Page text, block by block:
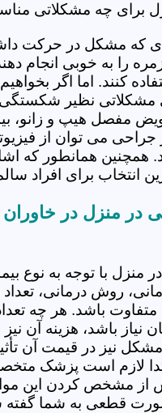
برای چه مشکلاتی
که مشکل در حرکت
را به خوبی انجام
کنند. اما اگر
مشکلاتی نظیر
مفصل هیپ و زانو،
می توان از
همچنین همانطور که
انتخاب برای افراد
در منزل در
منزل با توجه به نوع
روش درمانی،
متفاوت باشد. هر چه
نیاز باشد، هزینه آن
نیز در قیمت آن
ابتدا لازم است پزشک
از مشخص کردن این
قطعی به شما گفته